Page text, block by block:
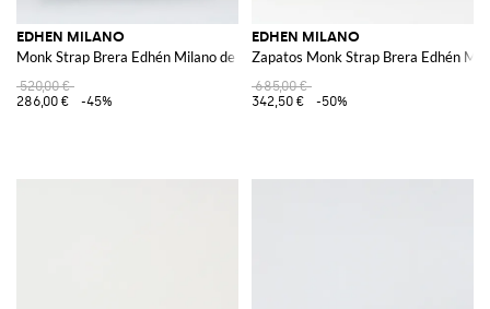
EDHEN MILANO
Monk Strap Brera Edhén Milano de terciopelo
520,00 €
286,00 €
-45%
EDHEN MILANO
Zapatos Monk Strap Brera Edhén
685,00 €
342,50 €
-50%